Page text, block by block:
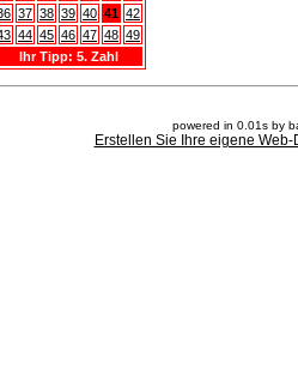
37 38 39 40 41 42
44 45 46 47 48 49
Ihr Tipp: 5. Zahl
powered in 0.01s by
Erstellen Sie Ihre eigene